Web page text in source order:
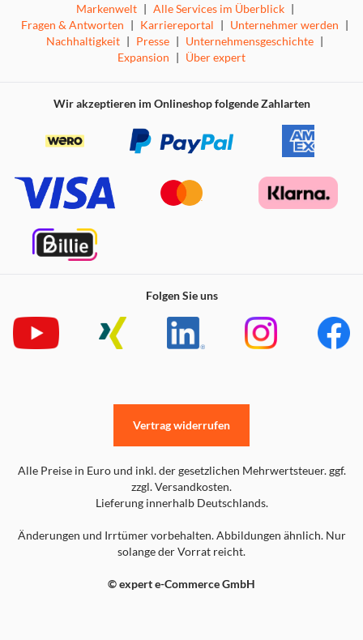
Markenwelt | Alle Services im Überblick |
Fragen & Antworten | Karriereportal | Unternehmer werden |
Nachhaltigkeit | Presse | Unternehmensgeschichte |
Expansion | Über expert
Wir akzeptieren im Onlineshop folgende Zahlarten
Folgen Sie uns
Alle Preise in Euro und inkl. der gesetzlichen Mehrwertsteuer. ggf.
zzgl. Versandkosten.
Lieferung innerhalb Deutschlands.
Änderungen und Irrtümer vorbehalten. Abbildungen ähnlich. Nur
solange der Vorrat reicht.
© expert e-Commerce GmbH
Vertrag widerrufen